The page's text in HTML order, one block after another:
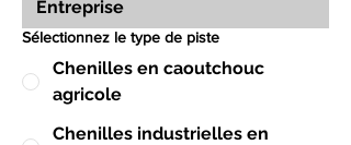
Sélectionnez le type de piste
Chenilles en caoutchouc
agricole
Chenilles industrielles en